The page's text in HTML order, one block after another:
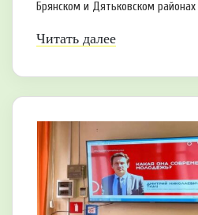
Брянском и Дятьковском
Читать далее